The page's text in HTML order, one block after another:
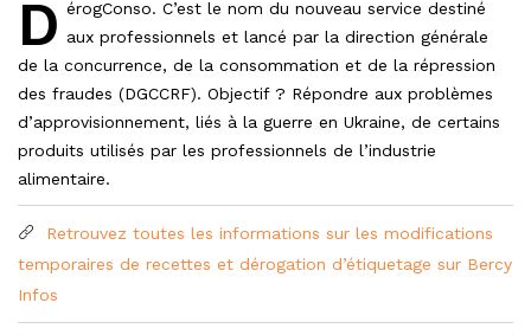
D érogConso. C’est le nom du nouveau service destiné
aux professionnels et lancé par la direction générale
de la concurrence, de la consommation et de la répression
des fraudes (DGCCRF). Objectif ? Répondre aux problèmes
d’approvisionnement, liés à la guerre en Ukraine, de certains
produits utilisés par les professionnels de l’industrie
alimentaire.
Retrouvez toutes les informations sur les modifications
temporaires de recettes et dérogation d’étiquetage sur Bercy
Infos